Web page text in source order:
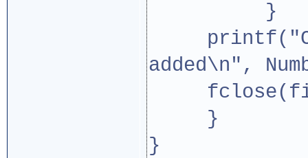
}
added\n",
}
}